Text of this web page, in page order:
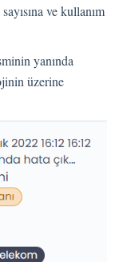
ve kullanım
yanında
üzerine